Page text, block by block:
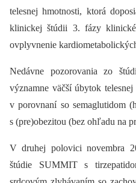
telesnej hmotnosti, ktorá
klinickej štúdii 3. fázy
ovplyvnenie
Nedávne pozorovania zo
významne väčší úbytok
v porovnaní so semaglutidom
s (pre)obezitou (bez ohľadu na
V druhej polovici novembra
štúdie SUMMIT s